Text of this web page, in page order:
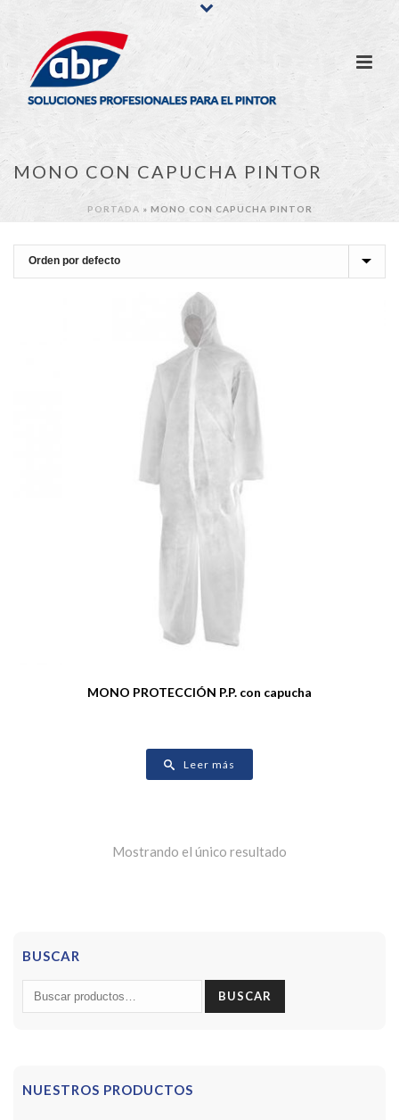
MONO CON CAPUCHA PINTOR
PORTADA » MONO CON CAPUCHA PINTOR
MONO PROTECCIÓN P.P. con capucha
Leer más
Mostrando el único resultado
BUSCAR
Buscar
por:
BUSCAR
NUESTROS PRODUCTOS